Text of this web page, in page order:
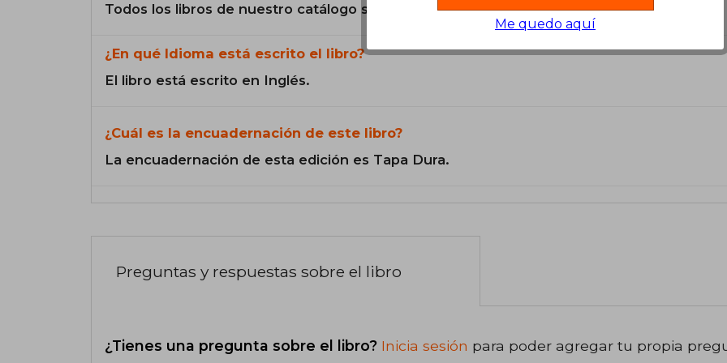
Todos los libros de nuestro catálogo son Originales.
¿En qué Idioma está escrito el libro?
El libro está escrito en Inglés.
¿Cuál es la encuadernación de este libro?
La encuadernación de esta edición es Tapa Dura.
Preguntas y respuestas sobre el libro
¿Tienes una pregunta sobre el libro? Inicia sesión para poder agregar tu propia
Me quedo aquí